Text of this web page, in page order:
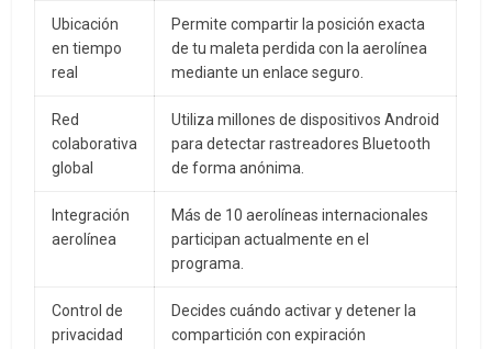
Ubicación
en tiempo
real
Permite compartir la posición exacta
de tu maleta perdida con la aerolínea
mediante un enlace seguro.
Red
colaborativa
global
Utiliza millones de dispositivos Android
para detectar rastreadores Bluetooth
de forma anónima.
Integración
aerolínea
Más de 10 aerolíneas internacionales
participan actualmente en el
programa.
Control de
privacidad
Decides cuándo activar y detener la
compartición con expiración